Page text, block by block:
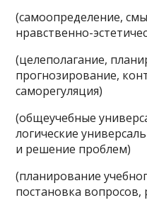
(самоопределение,
нравственно-
(целеполагание,
прогнозирование,
саморегуляция)
(общеучебные
логические
и решение проблем)
(планирование
постановка